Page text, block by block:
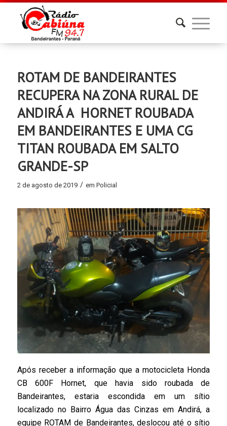
ROTAM DE BANDEIRANTES
RECUPERA NA ZONA RURAL DE
ANDIRÁ A HORNET ROUBADA
EM BANDEIRANTES E UMA CG
TITAN ROUBADA EM SALTO
GRANDE-SP
2 de agosto de 2019 / em Policial
Após receber a informação que a motocicleta Honda
CB 600F Hornet, que havia sido roubada de
Bandeirantes, estaria escondida em um sítio
localizado no Bairro Água das Cinzas em Andirá, a
equipe ROTAM de Bandeirantes, deslocou até o sítio